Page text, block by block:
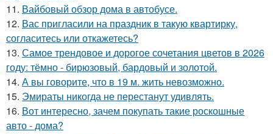
11. Вайбовый обзор дома в автобусе.
12. Вас пригласили на праздник в такую квартирку,
согласитесь или откажетесь?
13. Самое трендовое и дорогое сочетания цветов в 2026
году: тёмно - бирюзовый, бардовый и золотой.
14. А вы говорите, что в 19 м. жить невозможно.
15. Эмираты никогда не перестанут удивлять.
16. Вот интересно, зачем покупать такие роскошные
авто - дома?